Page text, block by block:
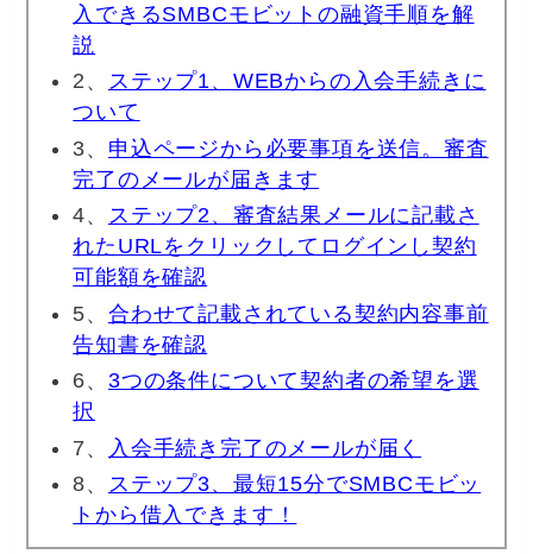
入できるSMBCモビットの融資手順を解
説
2、 ステップ1、WEBからの入会手続きに
ついて
3、 申込ページから必要事項を送信。審査
完了のメールが届きます
4、 ステップ2、審査結果メールに記載さ
れたURLをクリックしてログインし契約
可能額を確認
5、 合わせて記載されている契約内容事前
告知書を確認
6、 3つの条件について契約者の希望を選
択
7、
入会手続き完了のメールが届く
8、
ステップ3、最短15分でSMBCモビッ
トから借入できます！